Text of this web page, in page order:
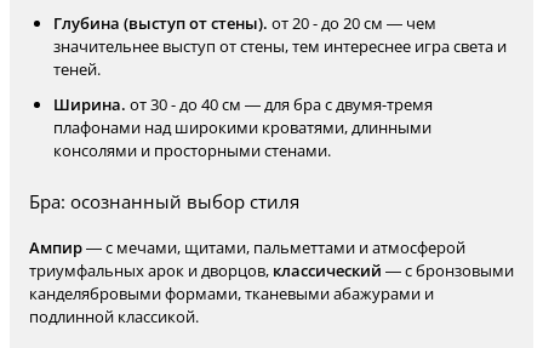
Глубина (выступ от стены). от 20 - до 20 см — чем
значительнее выступ от стены, тем интереснее игра света и
теней.
Ширина. от 30 - до 40 см — для бра с двумя-тремя
плафонами над широкими кроватями, длинными
консолями и просторными стенами.
Бра: осознанный выбор стиля
Ампир— с мечами, щитами, пальметтами и атмосферой
триумфальных арок и дворцов, классический — с бронзовыми
канделябровыми формами, тканевыми абажурами и
подлинной классикой.